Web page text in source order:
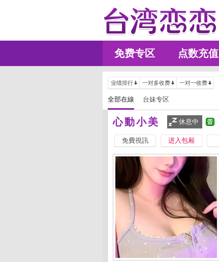
免费专区 点数充值
业绩排行 一对多收费 一对一收费
全部在線 台妹专区
心動小美 休息中
免費視訊 进入包厢